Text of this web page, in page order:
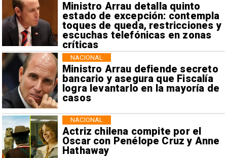
Ministro Arrau detalla quinto
estado de excepción: contempla
toques de queda, restricciones y
escuchas telefónicas en zonas
críticas
Ministro Arrau defiende secreto
bancario y asegura que Fiscalía
logra levantarlo en la mayoría de
casos
NACIONAL
Actriz chilena compite por el
Oscar con Penélope Cruz y Anne
Hathaway
NACIONAL